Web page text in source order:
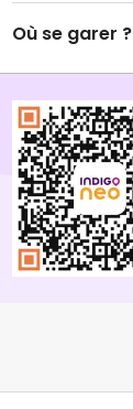
Où se garer ?